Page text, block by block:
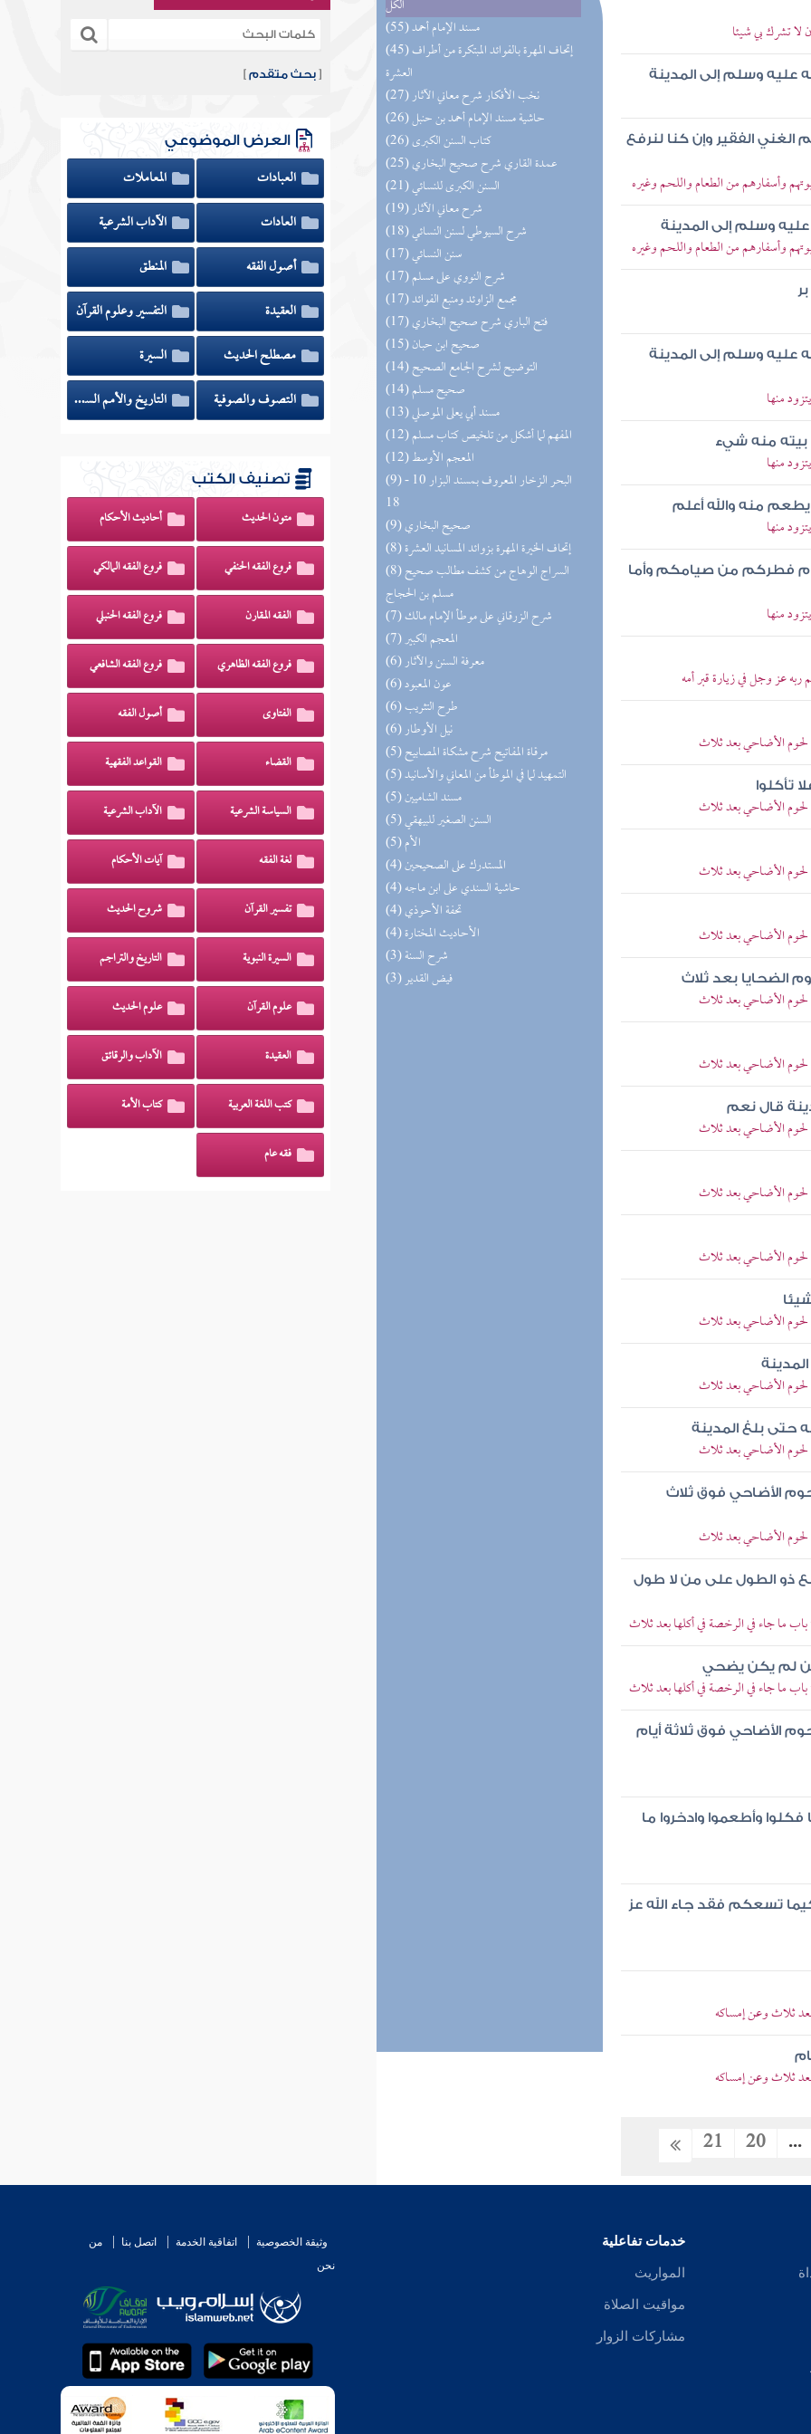
الكل
(55) مسند الإمام أحمد
(45) إتحاف المهرة بالفوائد المبتكرة من أطراف
العشرة
(27) نخب الأفكار شرح معاني الآثار
(26) حاشية مسند الإمام أحمد بن حنبل
(26) كتاب السنن الكبرى
(25) عمدة القاري شرح صحيح البخاري
(21) السنن الكبرى للنسائي
(19) شرح معاني الآثار
(18) شرح السيوطي لسنن النسائي
(17) سنن النسائي
(17) شرح النووي على مسلم
(17) مجمع الزاوئد ومنبع الفوائد
(17) فتح الباري شرح صحيح البخاري
(15) صحيح ابن حبان
(14) التوضيح لشرح الجامع الصحيح
(14) صحيح مسلم
(13) مسند أبي يعلى الموصلي
(12) المفهم لما أشكل من تلخيص كتاب مسلم
(12) المعجم الأوسط
(9) البحر الزخار المعروف بمسند البزار 10 -
18
(9) صحيح البخاري
(8) إتحاف الخيرة المهرة بزوائد المسانيد العشرة
(8) السراج الوهاج من كشف مطالب صحيح
مسلم بن الحجاج
(7) شرح الزرقاني على موطأ الإمام مالك
(7) المعجم الكبير
(6) معرفة السنن والآثار
(6) عون المعبود
(6) طرح التثريب
(6) نيل الأوطار
(5) مرقاة المفاتيح شرح مشكاة المصابيح
(5) التمهيد لما في الموطأ من المعاني والأسانيد
(5) مسند الشاميين
(5) السنن الصغير للبيهقي
(5) الأم
(4) المستدرك على الصحيحين
(4) حاشية السندي على ابن ماجه
(4) تحفة الأحوذي
(4) الأحاديث المختارة
(3) شرح السنة
(3) فيض القدير
تشرك بي شيئا
عليه وسلم إلى المدينة
الفقير وإن كنا لنرفع
وأسفارهم من الطعام واللحم وغيره
وسلم إلى المدينة
وأسفارهم من الطعام واللحم وغيره
عليه وسلم إلى المدينة
منها
منه شيء
منها
يطعم منه والله أعلم
منها
فطركم من صيامكم وأما
منها
عز وجل في زيارة قبر أمه
الأضاحي بعد ثلاث
تأكلوا
الأضاحي بعد ثلاث
الأضاحي بعد ثلاث
الأضاحي بعد ثلاث
الضحايا بعد ثلاث
الأضاحي بعد ثلاث
الأضاحي بعد ثلاث
قال نعم
الأضاحي بعد ثلاث
الأضاحي بعد ثلاث
الأضاحي بعد ثلاث
الأضاحي بعد ثلاث
الأضاحي بعد ثلاث
حتى بلغ المدينة
الأضاحي بعد ثلاث
الأضاحي فوق ثلاث
الأضاحي بعد ثلاث
ذو الطول على من لا طول
ما جاء في الرخصة في أكلها بعد ثلاث
لم يكن يضحي
ما جاء في الرخصة في أكلها بعد ثلاث
الأضاحي فوق ثلاثة أيام
فكلوا وأطعموا وادخروا ما
تسعكم فقد جاء الله عز
ثلاث وعن إمساكه
ثلاث وعن إمساكه
...
20
21
[بحث متقدم ]
العرض الموضوعي
العبادات
المعاملات
العادات
الآداب الشرعية
أصول الفقه
المنطق
العقيدة
التفسير وعلوم القرآن
مصطلح الحديث
السيرة
التصوف والصوفية
التاريخ والأمم السابقة
تصنيف الكتب
متون الحديث أحاديث الأحكام
فروع الفقه الحنفي فروع الفقه المالكي
الفقه المقارن فروع الفقه الحنبلي
فروع الفقه الظاهري فروع الفقه الشافعي
الفتاوى أصول الفقه
القضاء القواعد الفقهية
السياسة الشرعية الآداب الشرعية
لغة الفقه آيات الأحكام
تفسير القرآن شروح الحديث
السيرة النبوية التاريخ والتراجم
علوم القرآن علوم الحديث
العقيدة الآداب والرقائق
كتب اللغة العربية كتاب الأمة
فقه عام
خدمات تفاعلية
المواريث
مواقيت الصلاة
مشاركات الزوار
وثيقة الخصوصية اتفاقية الخدمة اتصل بنا
من
نحن